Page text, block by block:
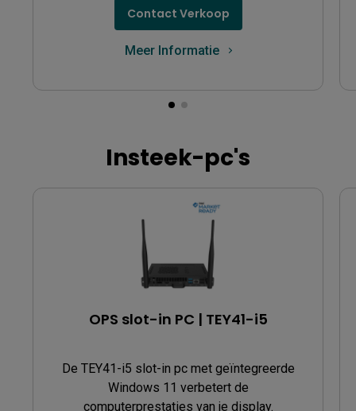
Contact Verkoop
Meer Informatie
Insteek-pc's
OPS slot-in PC | TEY41-i5
De TEY41-i5 slot-in pc met geïntegreerde
Windows 11 verbetert de
computerprestaties van je display.